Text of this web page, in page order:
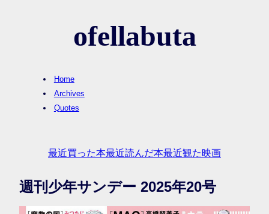
ofellabuta
Home
Archives
Quotes
最近買った本最近読んだ本最近観た映画
週刊少年サンデー 2025年20号